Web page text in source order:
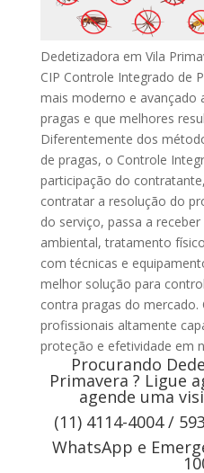
Dedetizadora em Vila
CIP Controle Integrado de
mais moderno e avançado
pragas e que melhores
Diferentemente dos
de pragas, o Controle
participação do
contratar a resolução do
do serviço, passa a
ambiental, tratamento
com técnicas e
melhor solução para
contra pragas do mercado.
profissionais altamente
proteção e efetividade em
Procurando
Primavera ? Ligue
agende uma
(11) 4114-4004 /
WhatsApp e